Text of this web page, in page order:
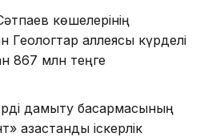
көшелерінің
Геологтар аллеясы күрделі
867 млн теңге
дамыту басқармасының
іскерлік